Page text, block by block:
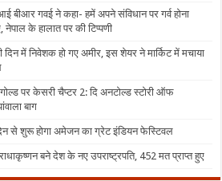
बीआर गवई ने कहा- हमें अपने संविधान पर गर्व होना
नेपाल के हालात पर की टिप्पणी
दिन में निवेशक हो गए अमीर, इस शेयर ने मार्किट में मचाया
गोल्ड पर केसरी चैप्टर 2: दि अनटोल्ड स्टोरी ऑफ
बाग
से शुरू होगा अमेजन का ग्रेट इंडियन फेस्टिवल
बने देश के नए उपराष्ट्रपति, 452 मत प्राप्त हुए